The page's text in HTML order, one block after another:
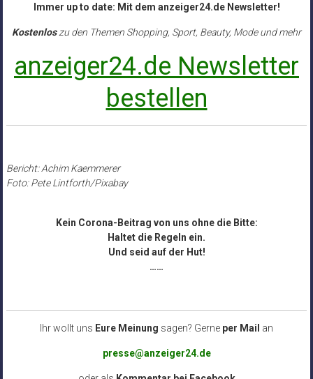
Immer up to date: Mit dem anzeiger24.de Newsletter!
Kostenloszu den Themen Shopping, Sport, Beauty, Mode und mehr
anzeiger24.de Newsletter
bestellen
Bericht: Achim Kaemmerer
Foto: Pete Lintforth/Pixabay
Kein Corona-Beitrag von uns ohne die Bitte:
Haltet die Regeln ein.
Und seid auf der Hut!
……
Ihr wollt uns Eure Meinung sagen? Gerne per Mail an
presse@anzeiger24.de